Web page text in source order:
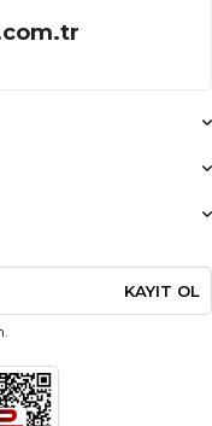
KAYIT OL